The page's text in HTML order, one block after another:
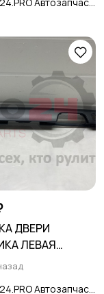
ДВЕРИ
ЛЕВАЯ
2012-
Auto24.PRO Автозапчасти